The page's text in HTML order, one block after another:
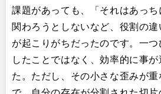
課題があっても、「それはあっ
関わろうとしないなど、役割の
が起こりがちだったのです。一
したことではなく、効率的に事
た。ただし、その小さな歪みが